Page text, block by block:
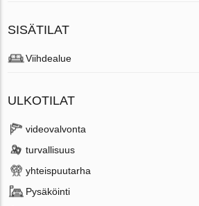
SISÄTILAT
Viihdealue
ULKOTILAT
videovalvonta
turvallisuus
yhteispuutarha
Pysäköinti